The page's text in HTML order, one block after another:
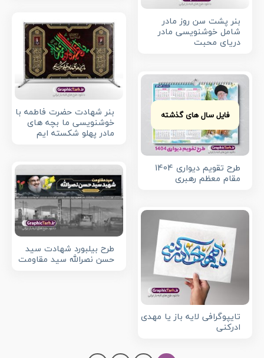
بنر پشت سن روز مادر
شامل خوشنویسی مادر
دریای محبت
بنر شهادت حضرت فاطمه با
خوشنویسی ما بچه های
مادر پهلو شکسته ایم
فایل سال های گذشته
طرح تقویم دیواری 1404
مقام معظم رهبری
طرح بیلبورد شهادت سید
حسن نصرالله سید مقاومت
تایپوگرافی لایه باز یا مهدی
ادرکنی